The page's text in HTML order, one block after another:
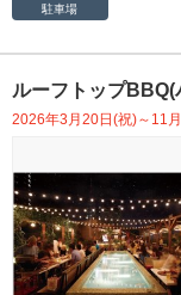
駐車場
ルーフトップBBQ(
2026年3月20日(祝)～11